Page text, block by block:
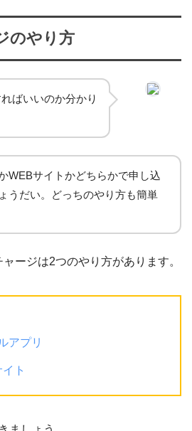
のやり方
ばいいのか分かり
WEBサイトかどちらかで申し込
うだい。どっちのやり方も簡単
ージは2つのやり方があります。
アプリ
ト